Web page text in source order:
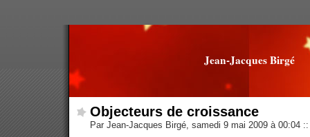
Jean-Jacques Birgé
Objecteurs de croissance
Par Jean-Jacques Birgé, samedi 9 mai 2009 à 00:04 ::